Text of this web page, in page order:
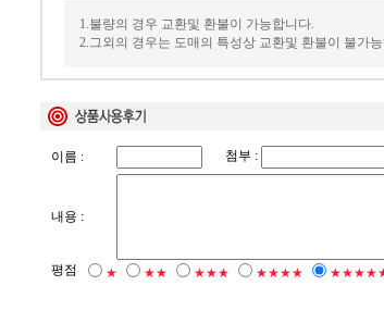
1.불량의 경우 교환및 환불이 가능합니다.
2.그외의 경우는 도매의 특성상 교환및 환불이 불가
이름 : 첨부 :
내용 :
평점 ★ ★★ ★★★ ★★★★